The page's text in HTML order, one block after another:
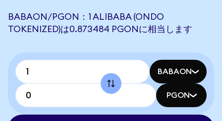
BABAON/PGON：1 ALIBABA (ONDO
TOKENIZED)は0.873484 PGONに相当します
BABAON
PGON